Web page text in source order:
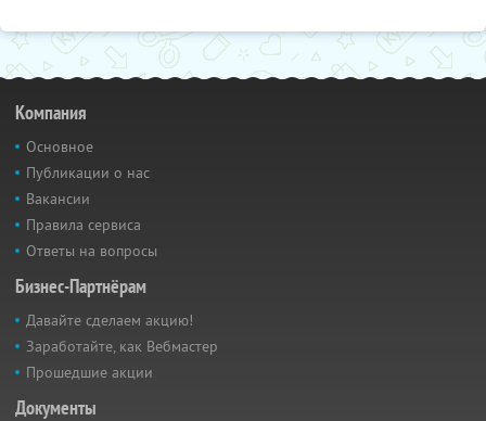
Компания
Основное
Публикации о нас
Вакансии
Правила сервиса
Ответы на вопросы
Бизнес-Партнёрам
Давайте сделаем акцию!
Заработайте, как Вебмастер
Прошедшие акции
Документы